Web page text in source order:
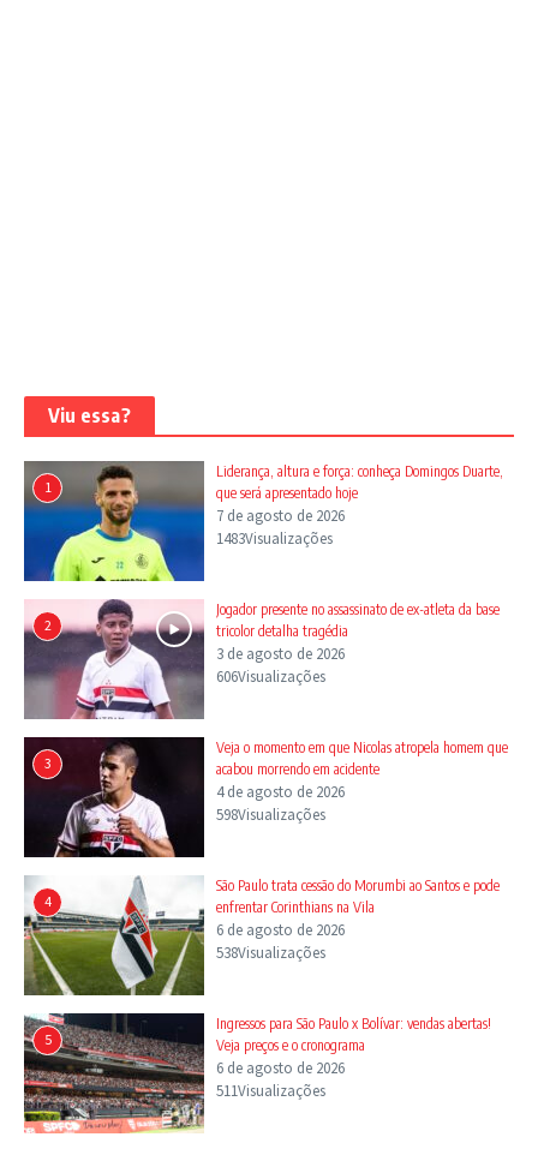
Viu essa?
1
Liderança, altura e força: conheça Domingos Duarte,
que será apresentado hoje
7 de agosto de 2026
1483Visualizações
2
Jogador presente no assassinato de ex-atleta da base
tricolor detalha tragédia
3 de agosto de 2026
606Visualizações
3
Veja o momento em que Nicolas atropela homem que
acabou morrendo em acidente
4 de agosto de 2026
598Visualizações
4
São Paulo trata cessão do Morumbi ao Santos e pode
enfrentar Corinthians na Vila
6 de agosto de 2026
538Visualizações
5
Ingressos para São Paulo x Bolívar: vendas abertas!
Veja preços e o cronograma
6 de agosto de 2026
511Visualizações